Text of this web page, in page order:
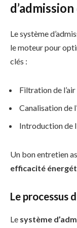
d’admission
Le système
le moteur pour
clés :
Filtration de
Canalisation de
Introduction de
Un bon entretien
efficacité
Le processus
Le système